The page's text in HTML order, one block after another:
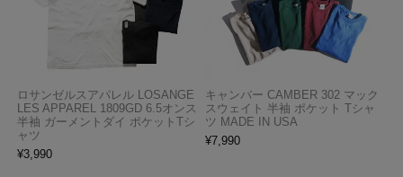
ロサンゼルスアパレル LOSANGE
LES APPAREL 1809GD 6.5オンス
半袖 ガーメントダイ ポケットTシ
ャツ
¥3,990
キャンバー CAMBER 302 マック
スウェイト 半袖 ポケット Tシャ
ツ MADE IN USA
¥7,990